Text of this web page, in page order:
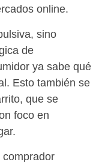
online.
sino
de
ya sabe qué
Esto también se
que se
foco en